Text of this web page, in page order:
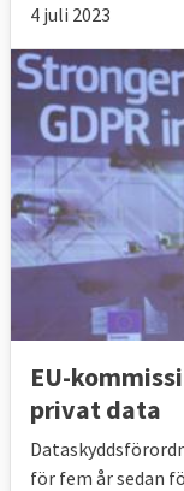
4 juli 2023
EU-
privat data
för fem år sedan